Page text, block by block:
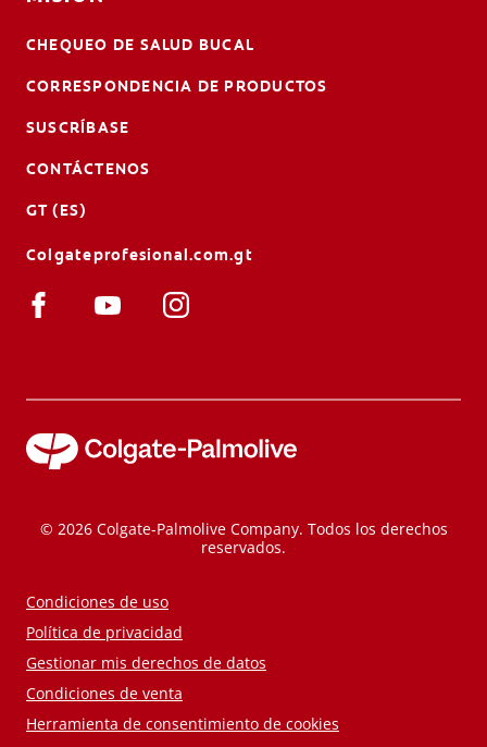
CHEQUEO DE SALUD BUCAL
CORRESPONDENCIA DE PRODUCTOS
SUSCRÍBASE
CONTÁCTENOS
GT (ES)
Colgateprofesional.com.gt
© 2026 Colgate-Palmolive Company. Todos los derechos
reservados.
Condiciones de uso
Política de privacidad
Gestionar mis derechos de datos
Condiciones de venta
Herramienta de consentimiento de cookies